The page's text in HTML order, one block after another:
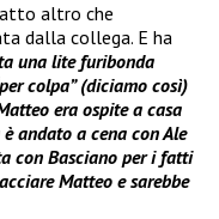
altro che
dalla collega. E ha
una lite furibonda
colpa” (diciamo così)
era ospite a casa
andato a cena con Ale
con Basciano per i fatti
Matteo e sarebbe